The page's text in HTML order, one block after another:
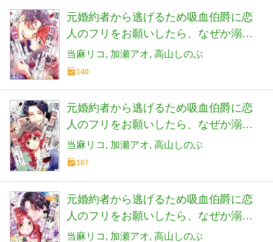
元婚約者から逃げるため吸血伯爵に恋
人のフリをお願いしたら、なぜか溺愛
モードになりました(1) (KCx)
当麻リコ 加瀬アオ 高山しのぶ
140
元婚約者から逃げるため吸血伯爵に恋
人のフリをお願いしたら、なぜか溺愛
モードになりました(2) (KCx)
当麻リコ 加瀬アオ 高山しのぶ
107
元婚約者から逃げるため吸血伯爵に恋
人のフリをお願いしたら、なぜか溺愛
モードになりました(3) (KCx)
当麻リコ 加瀬アオ 高山しのぶ